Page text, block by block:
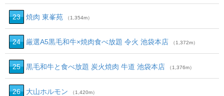
23 焼肉 東峯苑 （1,354m）
24 厳選A5黒毛和牛×焼肉食べ放題 令火 池袋本店 （1,372m）
25 黒毛和牛と食べ放題 炭火焼肉 牛道 池袋本店 （1,376m）
26 大山ホルモン （1,420m）